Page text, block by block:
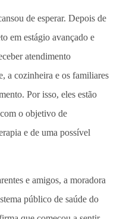
de esperar. Depois de
em estágio avançado e
atendimento
a cozinheira e os familiares
Por isso, eles estão
o objetivo de
e de uma possível
e amigos, a moradora
público de saúde do